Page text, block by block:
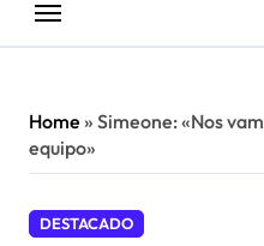
Home » Simeone: «Nos
equipo»
DESTACADO